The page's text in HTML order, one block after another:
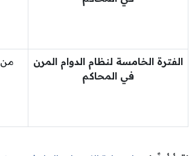
الفترة الخامسة لنظام الدوام المرن
في المحاكم
من